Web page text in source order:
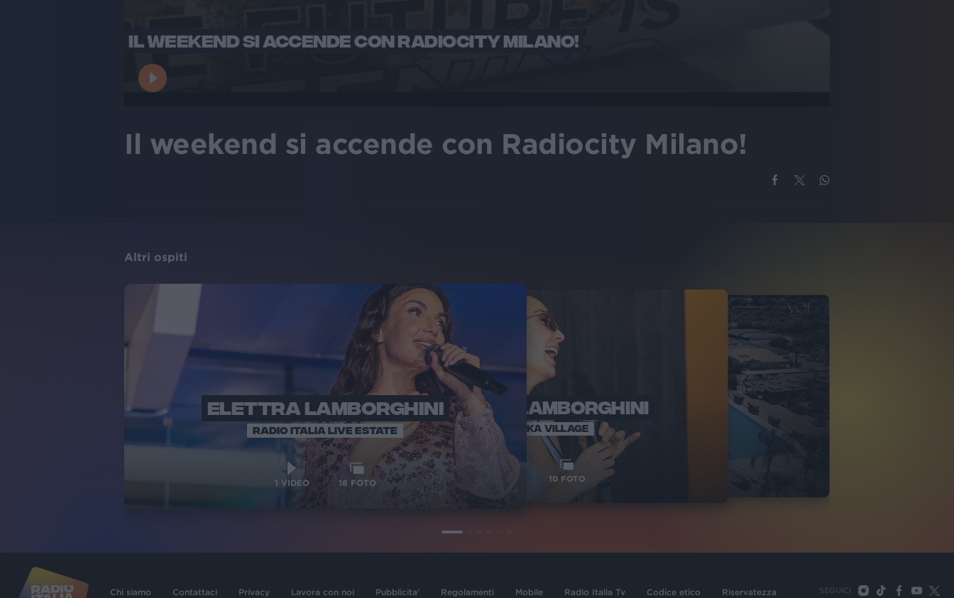
IL WEEKEND SI ACCENDE CON RADIOCITY MILANO!
Il weekend si accende con Radiocity Milano!
Altri ospiti
ELETTRA LAMBORGHINI
RADIO ITALIA LIVE ESTATE
1 VIDEO 18 FOTO
ELETTRA LAMBORGHINI
VOI TANKA VILLAGE
10 FOTO
RADIO ITALIA
VOI TANKA VILLAGE
Chi siamo Contattaci Privacy Lavora con noi Pubblicita' Regolamenti Mobile Radio Italia Tv Codice etico Riservatezza SEGUICI